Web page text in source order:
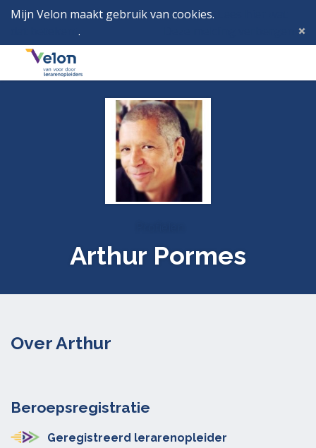
Mijn Velon maakt gebruik van cookies.
.
Menu
Arthur Pormes
Over Arthur
Beroepsregistratie
Geregistreerd lerarenopleider